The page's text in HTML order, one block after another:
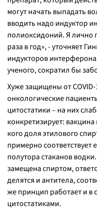
могут начать выпадать
вводить надо индуктор
полиоксидоний. Я лично
раза в год», - уточняет
индукторов
ученого, сократил бы
Хуже защищены от
онкологические
цитостатики – на них
конкретизирует: вакцина
кого доля этилового
примерно
полутора стаканов
замещена спиртом,
делятся и антитела,
же принцип работает и в
цитостатиками.